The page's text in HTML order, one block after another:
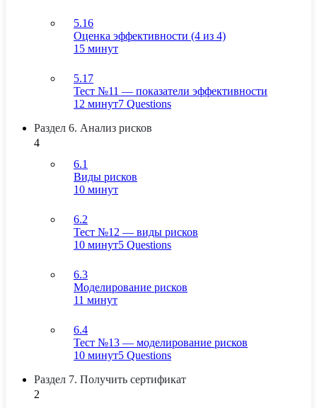
5.16
Оценка эффективности (4 из 4)
15 минут
5.17
Тест №11 — показатели эффективности
12 минут7 Questions
Раздел 6. Анализ рисков
4
6.1
Виды рисков
10 минут
6.2
Тест №12 — виды рисков
10 минут5 Questions
6.3
Моделирование рисков
11 минут
6.4
Тест №13 — моделирование рисков
10 минут5 Questions
Раздел 7. Получить сертификат
2